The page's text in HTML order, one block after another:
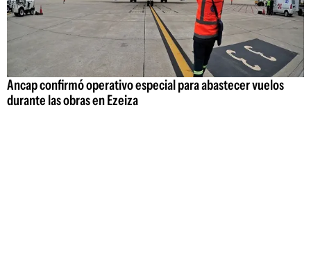
Ancap confirmó operativo especial para abastecer vuelos
durante las obras en Ezeiza